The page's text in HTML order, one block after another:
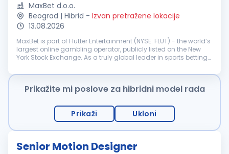
MaxBet d.o.o.
Beograd | Hibrid - Izvan pretražene lokacije
13.08.2026
MaxBet is part of Flutter Entertainment (NYSE: FLUT) - the world’s
largest online gambling operator, publicly listed on the New
York Stock Exchange. As a truly global leader in sports betting
Prikažite mi poslove za hibridni model rada
Prikaži Ukloni
Senior Motion Designer